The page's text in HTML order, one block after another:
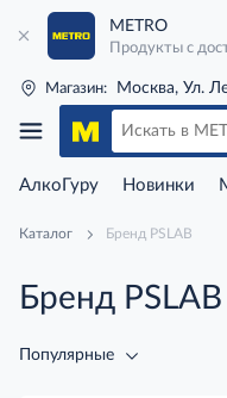
METRO
Продукты с
Магазин: Москва, Ул.
АлкоГуру Новинки
Каталог Бренд PSLAB
Бренд PSLAB
Популярные